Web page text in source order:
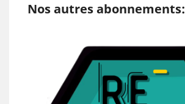
Nos autres abonnements: